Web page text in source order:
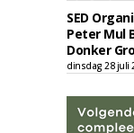
SED
Peter Mul
Donker
dinsdag 28 juli